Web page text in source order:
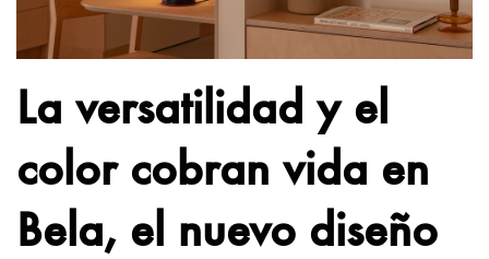
La versatilidad y el
color cobran vida en
Bela, el nuevo diseño